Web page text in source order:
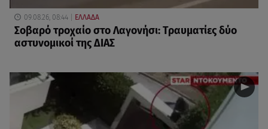
09.08.26, 08:44 ΕΛΛΑΔΑ
Σοβαρό τροχαίο στο Λαγονήσι: Τραυματίες δύο
αστυνομικοί της ΔΙΑΣ